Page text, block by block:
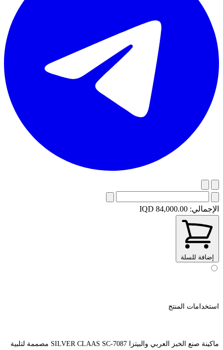
الإجمالي: IQD 84,000.00
إضافة للسلة
استخدامات المنتج
ماكينة صنع الخبز العربي والبيتزا SILVER CLAAS SC-7087 مصممة لتلبية